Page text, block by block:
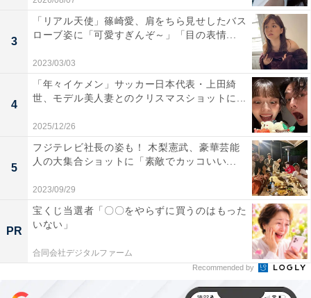
3
「リアル天使」篠崎愛、肩をちら見せしたバス
ローブ姿に「可愛すぎんぞ～」「目の表情...
2023/03/03
4
「年々イケメン」サッカー日本代表・上田綺
世、モデル美人妻とのクリスマスショットに...
2025/12/26
5
フジテレビ社長の姿も！ 木梨憲武、豪華芸能
人の大集合ショットに「素敵でカッコいい...
2023/09/29
PR
宝くじ当選者「〇〇をやらずに買うのはもった
いない」
合同会社デジタルファーム
Recommended by